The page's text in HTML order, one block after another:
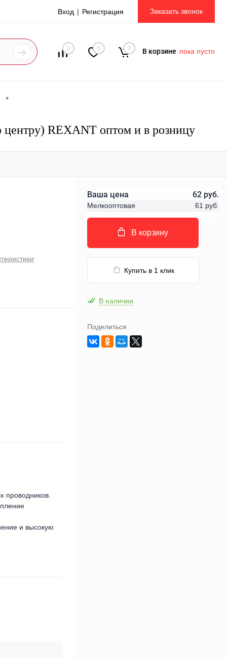
Вход Регистрация Заказать звонок
0 0 0 В корзине пока пусто
•
REXANT оптом и в розницу
проводников.
и высокую
Ваша цена 62 руб.
Мелкооптовая 61 руб.
В корзину
Купить в 1 клик
В наличии
Поделиться